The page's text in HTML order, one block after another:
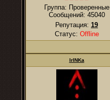
Группа: Проверенные
Сообщений: 45040
Репутация: 19
Статус: Offline
IrINKa